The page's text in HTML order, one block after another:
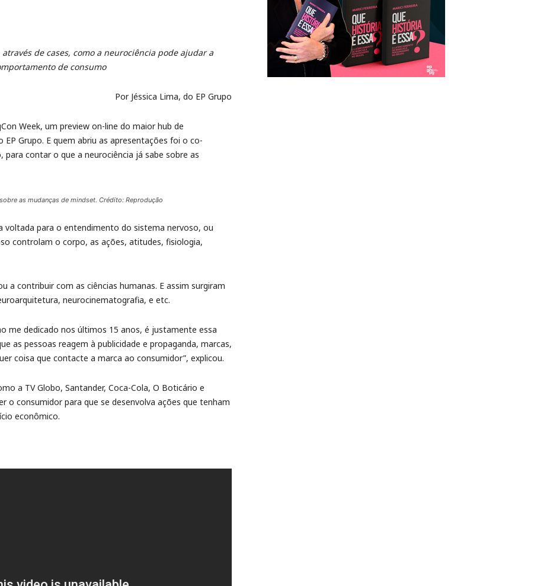
de cases, como a neurociência pode ajudar a
de consumo
Por Jéssica Lima, do EP Grupo
Week, um preview on-line do maior hub de
Grupo. E quem abriu as apresentações foi o co-
para contar o que a neurociência já sabe sobre as
as mudanças de mindset. Crédito: Reprodução
voltada para o entendimento do sistema nervoso, ou
controlam o corpo, as ações, atitudes, fisiologia,
a contribuir com as ciências humanas. E assim surgiram
neurocinematografia, e etc.
me dedicado nos últimos 15 anos, é justamente essa
as pessoas reagem à publicidade e propaganda, marcas,
coisa que contacte a marca ao consumidor”, explicou.
a TV Globo, Santander, Coca-Cola, O Boticário e
o consumidor para que se desenvolva ações que tenham
econômico.